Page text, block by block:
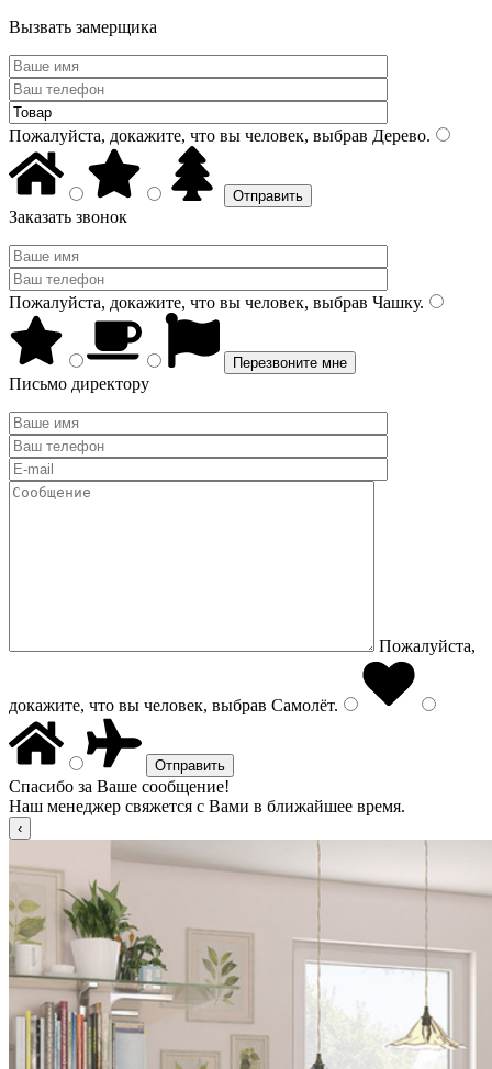
Вызвать замерщика
Пожалуйста, докажите, что вы человек, выбрав Дерево.
Заказать звонок
Пожалуйста, докажите, что вы человек, выбрав Чашку.
Письмо директору
Пожалуйста,
докажите, что вы человек, выбрав Самолёт.
Спасибо за Ваше сообщение!
Наш менеджер свяжется с Вами в ближайшее время.